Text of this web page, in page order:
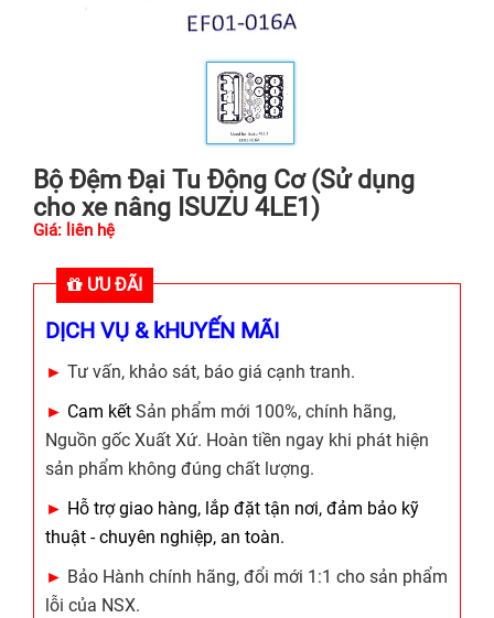
Bộ Đệm Đại Tu Động Cơ (Sử dụng
cho xe nâng ISUZU 4LE1)
Giá: liên hệ
ƯU ĐÃI
DỊCH VỤ & kHUYẾN MÃI
► Tư vấn, khảo sát, báo giá cạnh tranh.
► Cam kết Sản phẩm mới 100%, chính hãng,
Nguồn gốc Xuất Xứ. Hoàn tiền ngay khi phát hiện
sản phẩm không đúng chất lượng.
► Hỗ trợ giao hàng, lắp đặt tận nơi, đảm bảo kỹ
thuật - chuyên nghiệp, an toàn.
► Bảo Hành chính hãng, đổi mới 1:1 cho sản phẩm
lỗi của NSX.